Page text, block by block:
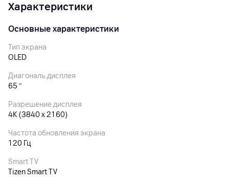
Характеристики
Основные характеристики
Тип экрана
OLED
Диагональ дисплея
65 ″
Разрешение дисплея
4K (3840 x 2160)
Частота обновления экрана
120 Гц
Smart TV
Tizen Smart TV